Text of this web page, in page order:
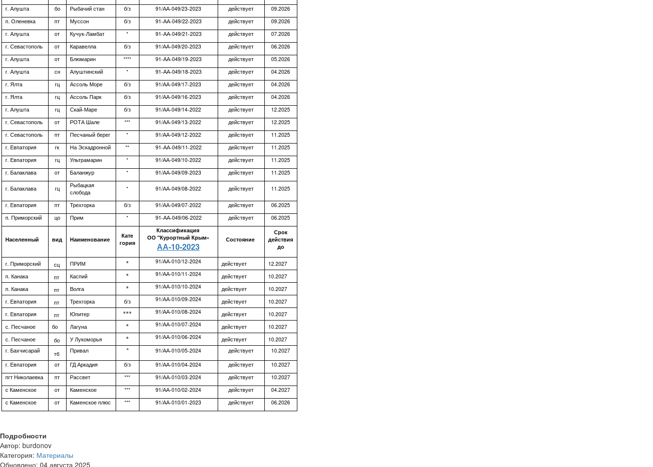
г. Алушта
бо Рыбачий стан б/з 91/АА-049/23-2023 действует
09.2026
п. Оленевка
пт Муссон б/з 91-АА-049/22-2023 действует
09.2026
г. Алушта
от Кучук-Ламбат * 91-АА-049/21-2023 действует
07.2026
г. Севастополь
от Каравелла б/з 91/АА-049/20-2023 действует
06.2026
г. Алушта
от Блюмарин **** 91-АА-049/19-2023 действует
05.2026
г. Алушта
сн Алуштинский * 91-АА-049/18-2023 действует
04.2026
г. Ялта
гц Ассоль Море б/з 91/АА-049/17-2023 действует
04.2026
г. Ялта
гц Ассоль Парк б/з 91/АА-049/16-2023 действует
04.2026
г. Алушта
гц Скай-Маре б/з 91/АА-049/14-2022 действует
12.2025
г. Севастополь
от РОТА Шале *** 91/АА-049/13-2022 действует
12.2025
г. Севастополь
пт Песчаный берег * 91/АА-049/12-2022 действует
11.2025
г. Евпатория
гк На Эскадронной ** 91-АА-049/11-2022 действует
11.2025
г. Евпатория
гц Ультрамарин * 91/АА-049/10-2022 действует
11.2025
г. Балаклава
от Баланжур * 91/АА-049/09-2023 действует 11.2025
г. Балаклава гц
Рыбацкая
слобода
* 91/АА-049/08-2022 действует 11.2025
г. Евпатория пт Трехгорка б/з 91/АА-049/07-2022 действует
06.2025
п. Приморский
цо Прим * 91-АА-049/06-2022 действует 06.2025
Населенный вид Наименование
Кате
гория
Классификация
ОО "Курортный Крым»
АА-10-2023
Состояние
Срок
действия
до
г. Приморский сц ПРИМ * 91/АА-010/12-2024 действует
12.2027
п. Канака
пт Каспий * 91/АА-010/11-2024 действует
10.2027
п. Канака
пт Волга * 91/АА-010/10-2024 действует
10.2027
г. Евпатория
пт Трехгорка б/з 91/АА-010/09-2024 действует
10.2027
г. Евпатория
пт Юпитер *** 91/АА-010/08-2024 действует
10.2027
с. Песчаное
бо Лагуна * 91/АА-010/07-2024 действует
10.2027
с. Песчаное
бо У Лукоморья * 91/АА-010/06-2024 действует
10.2027
г. Бахчисарай
тб Привал * 91/АА-010/05-2024 действует
10.2027
г. Евпатория
от ГД Аркадия б/з 91/АА-010/04-2024 действует
10.2027
пгт Николаевка
пт Рассвет *** 91/АА-010/03-2024 действует
10.2027
с Каменское
от Каменское *** 91/АА-010/02-2024 действует
04.2027
с Каменское
от Каменское плюс *** 91/АА-010/01-2023 действует 06.2026
Подробности
Автор: burdonov
Категория: Материалы
Обновлено: 04 августа 2025